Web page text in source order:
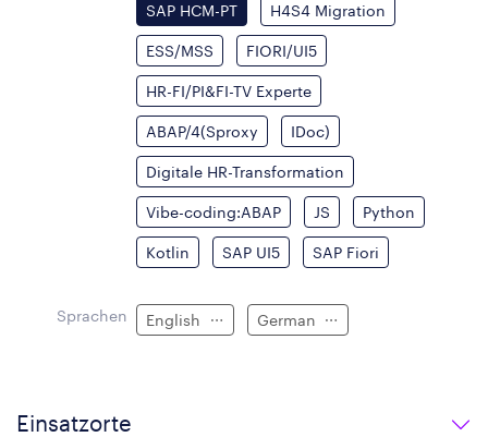
SAP HCM-PT H4S4 Migration
ESS/MSS FIORI/UI5
HR-FI/PI&FI-TV Experte
ABAP/4(Sproxy IDoc)
Digitale HR-Transformation
Vibe-coding:ABAP JS Python
Kotlin SAP UI5 SAP Fiori
Sprachen English German
Einsatzorte